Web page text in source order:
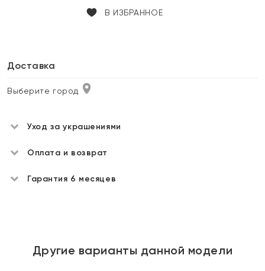
В ИЗБРАННОЕ
Доставка
Выберите город
Уход за украшениями
Оплата и возврат
Гарантия 6 месяцев
Другие варианты данной модели